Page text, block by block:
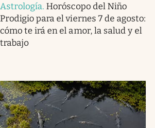
Astrología. Horóscopo del Niño
Prodigio para el viernes 7 de agosto:
cómo te irá en el amor, la salud y el
trabajo